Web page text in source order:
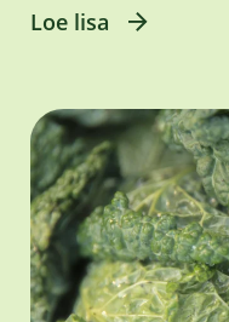
Loe lisa